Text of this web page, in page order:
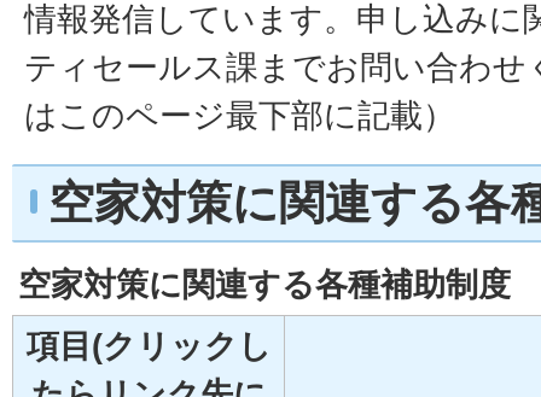
情報発信しています。申し込みに
ティセールス課までお問い合わせ
はこのページ最下部に記載）
空家対策に関連する各
空家対策に関連する各種補助制度
項目(クリックし